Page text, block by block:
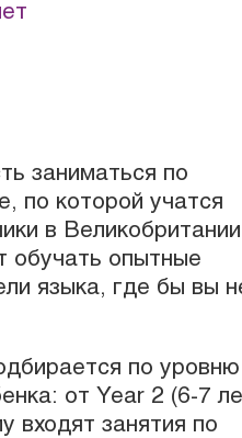
заниматься по
по которой учатся
в
обучать опытные
языка, где бы вы
по уровню
от Year 2 (6-7
входят занятия по